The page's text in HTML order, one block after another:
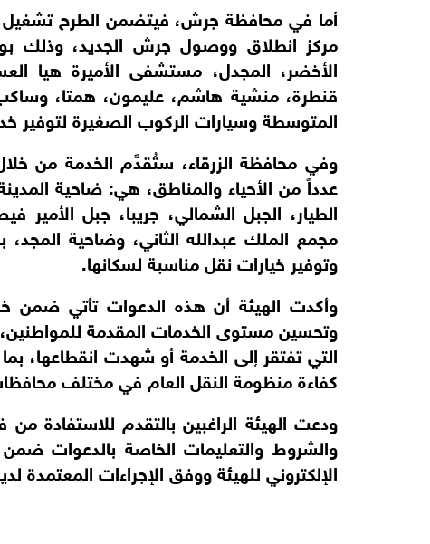
الأخضر، المجدل، مستشفى الأميرة هيا
قنطرة، منشية هاشم، عليمون، همتا،
المتوسطة وسيارات الركوب الصغيرة لتوفير
عدداً من الأحياء والمناطق، هي: ضاحية
الطيار، الجبل الشمالي، جريبا، جبل
مجمع الملك عبدالله الثاني، وضاحية
وتوفير خيارات نقل مناسبة لسكانها.
وأكدت الهيئة أن هذه الدعوات تأتي ضمن
وتحسين مستوى الخدمات المقدمة
التي تفتقر إلى الخدمة أو شهدت انقطاعها،
كفاءة منظومة النقل العام في مختلف
ودعت الهيئة الراغبين بالتقدم للاستفادة
والشروط والتعليمات الخاصة بالدعوات
الإلكتروني للهيئة ووفق الإجراءات المعتمدة